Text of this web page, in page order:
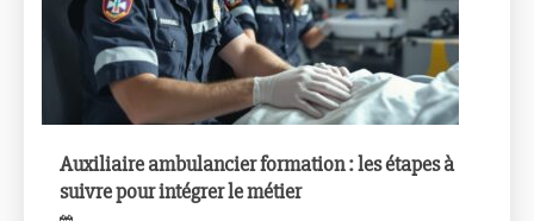
Auxiliaire ambulancier formation : les étapes à
suivre pour intégrer le métier